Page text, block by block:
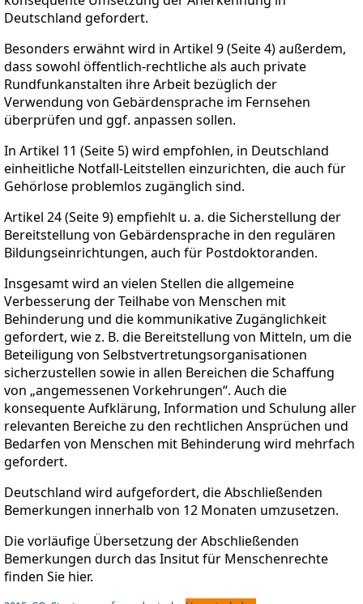
Deutschland gefordert.
Besonders erwähnt wird in Artikel 9 (Seite 4) außerdem,
dass sowohl öffentlich-rechtliche als auch private
Rundfunkanstalten ihre Arbeit bezüglich der
Verwendung von Gebärdensprache im Fernsehen
überprüfen und ggf. anpassen sollen.
In Artikel 11 (Seite 5) wird empfohlen, in Deutschland
einheitliche Notfall-Leitstellen einzurichten, die auch für
Gehörlose problemlos zugänglich sind.
Artikel 24 (Seite 9) empfiehlt u. a. die Sicherstellung der
Bereitstellung von Gebärdensprache in den regulären
Bildungseinrichtungen, auch für Postdoktoranden.
Insgesamt wird an vielen Stellen die allgemeine
Verbesserung der Teilhabe von Menschen mit
Behinderung und die kommunikative Zugänglichkeit
gefordert, wie z. B. die Bereitstellung von Mitteln, um die
Beteiligung von Selbstvertretungsorganisationen
sicherzustellen sowie in allen Bereichen die Schaffung
von „angemessenen Vorkehrungen“. Auch die
konsequente Aufklärung, Information und Schulung aller
relevanten Bereiche zu den rechtlichen Ansprüchen und
Bedarfen von Menschen mit Behinderung wird mehrfach
gefordert.
Deutschland wird aufgefordert, die Abschließenden
Bemerkungen innerhalb von 12 Monaten umzusetzen.
Die vorläufige Übersetzung der Abschließenden
Bemerkungen durch das Insitut für Menschenrechte
finden Sie hier.